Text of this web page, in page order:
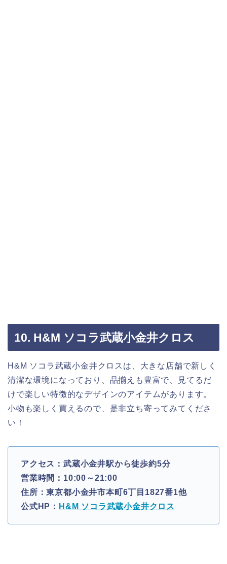
10. H&M ソコラ武蔵小金井クロス
H&M ソコラ武蔵小金井クロスは、大きな店舗で新しく
清潔な環境になっており、品揃えも豊富で、見てるだ
けで楽しい特徴的なデザインのアイテムがあります。
小物も楽しく買えるので、是非立ち寄ってみてくださ
い！
アクセス：武蔵小金井駅から徒歩約5分
営業時間：10:00～21:00
住所：東京都小金井市本町6丁目1827番1他
公式HP： H&M ソコラ武蔵小金井クロス